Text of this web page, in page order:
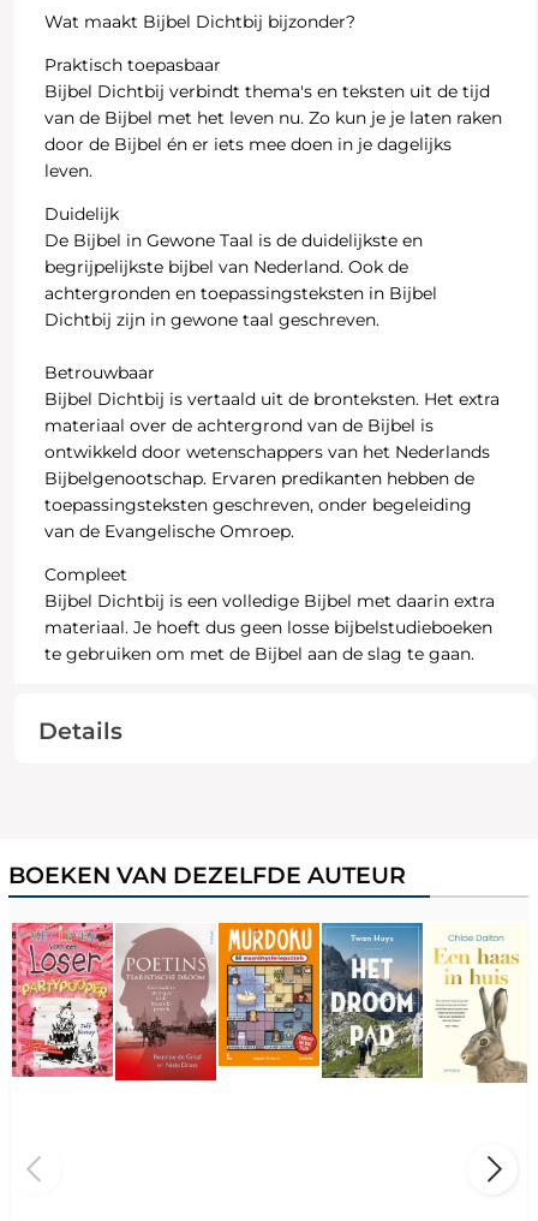
Wat maakt Bijbel Dichtbij bijzonder?
Praktisch toepasbaar
Bijbel Dichtbij verbindt thema's en teksten uit de tijd
van de Bijbel met het leven nu. Zo kun je je laten raken
door de Bijbel én er iets mee doen in je dagelijks
leven.
Duidelijk
De Bijbel in Gewone Taal is de duidelijkste en
begrijpelijkste bijbel van Nederland. Ook de
achtergronden en toepassingsteksten in Bijbel
Dichtbij zijn in gewone taal geschreven.
Betrouwbaar
Bijbel Dichtbij is vertaald uit de bronteksten. Het extra
materiaal over de achtergrond van de Bijbel is
ontwikkeld door wetenschappers van het Nederlands
Bijbelgenootschap. Ervaren predikanten hebben de
toepassingsteksten geschreven, onder begeleiding
van de Evangelische Omroep.
Compleet
Bijbel Dichtbij is een volledige Bijbel met daarin extra
materiaal. Je hoeft dus geen losse bijbelstudieboeken
te gebruiken om met de Bijbel aan de slag te gaan.
Details
BOEKEN VAN DEZELFDE AUTEUR